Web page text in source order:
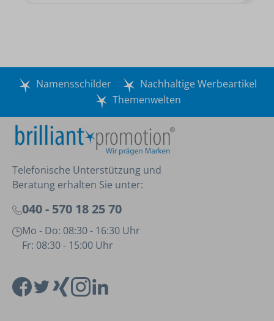
Namensschilder
Nachhaltige Werbeartikel
Themenwelten
Telefonische Unterstützung und
Beratung erhalten Sie unter:
040 - 570 18 25 70
Mo - Do: 08:30 - 16:30 Uhr
Fr: 08:30 - 15:00 Uhr